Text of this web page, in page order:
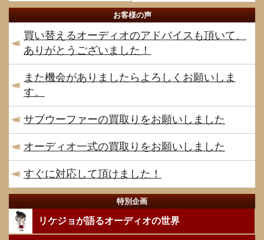
お客様の声
買い替えるオーディオのアドバイスも頂いて、
ありがとうございました！
また機会がありましたらよろしくお願いしま
す。
サブウーファーの買取りをお願いしました
オーディオ一式の買取りをお願いしました
すぐに対応して頂けました！
特別企画
リケジョが語るオーディオの世界